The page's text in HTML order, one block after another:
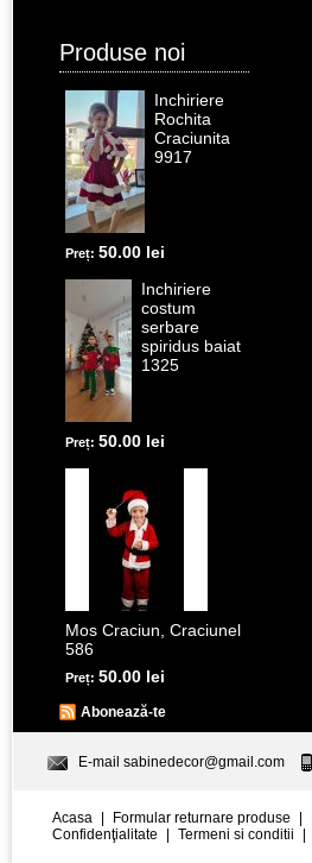
Produse noi
Inchiriere
Rochita
Craciunita
9917
Preț: 50.00 lei
Inchiriere
costum
serbare
spiridus baiat
1325
Preț: 50.00 lei
Mos Craciun, Craciunel
586
Preț: 50.00 lei
Abonează-te
E-mail sabinedecor@gmail.com
Acasa Formular returnare produse
Confidenţialitate
Termeni si conditii